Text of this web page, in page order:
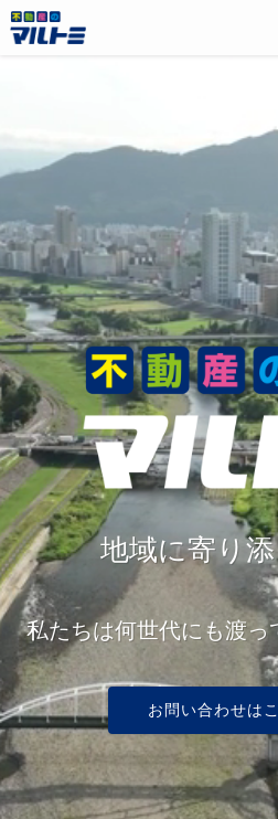
地域に寄り
私たちは何世代にも渡っ
お問い合わせは